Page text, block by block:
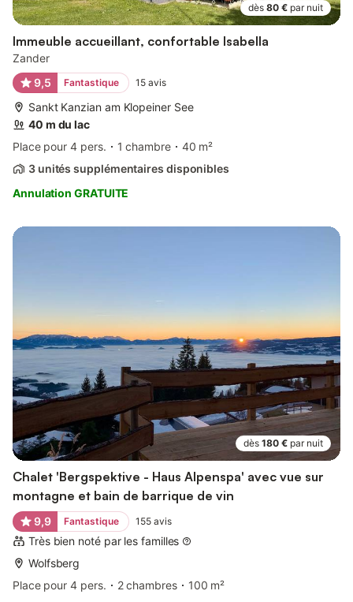
dès 80 € par nuit
Immeuble accueillant, confortable Isabella
Zander
9,5
Fantastique 15 avis
Sankt Kanzian am Klopeiner See
40 m du lac
Place pour 4 pers.
1 chambre
40 m²
3 unités supplémentaires disponibles
Annulation GRATUITE
dès 180 € par nuit
Chalet 'Bergspektive - Haus Alpenspa' avec vue sur
montagne et bain de barrique de vin
9,9 Fantastique 155 avis
Très bien noté par les familles
Wolfsberg
Place pour 4 pers.
2 chambres
100 m²